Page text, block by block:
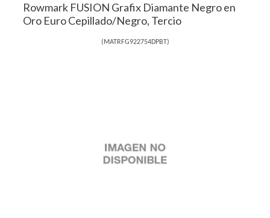
Rowmark FUSION Grafix Diamante Negro en
Oro Euro Cepillado/Negro, Tercio
( MATRFG922754DPBT)